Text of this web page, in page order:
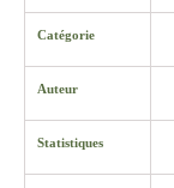
Catégorie
Auteur
Statistiques